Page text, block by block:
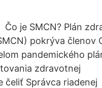
je SMCN? Plán
pokrýva členov
pandemického
zdravotnej
Správca riadenej